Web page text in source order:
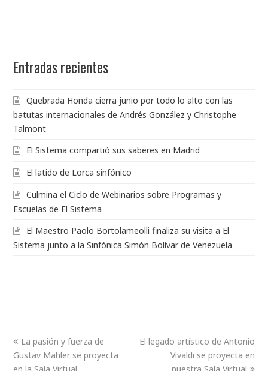
Entradas recientes
Quebrada Honda cierra junio por todo lo alto con las
batutas internacionales de Andrés González y Christophe
Talmont
El Sistema compartió sus saberes en Madrid
El latido de Lorca sinfónico
Culmina el Ciclo de Webinarios sobre Programas y
Escuelas de El Sistema
El Maestro Paolo Bortolameolli finaliza su visita a El
Sistema junto a la Sinfónica Simón Bolívar de Venezuela
La pasión y fuerza de
Gustav Mahler se proyecta
El legado artístico de Antonio
Vivaldi se proyecta en